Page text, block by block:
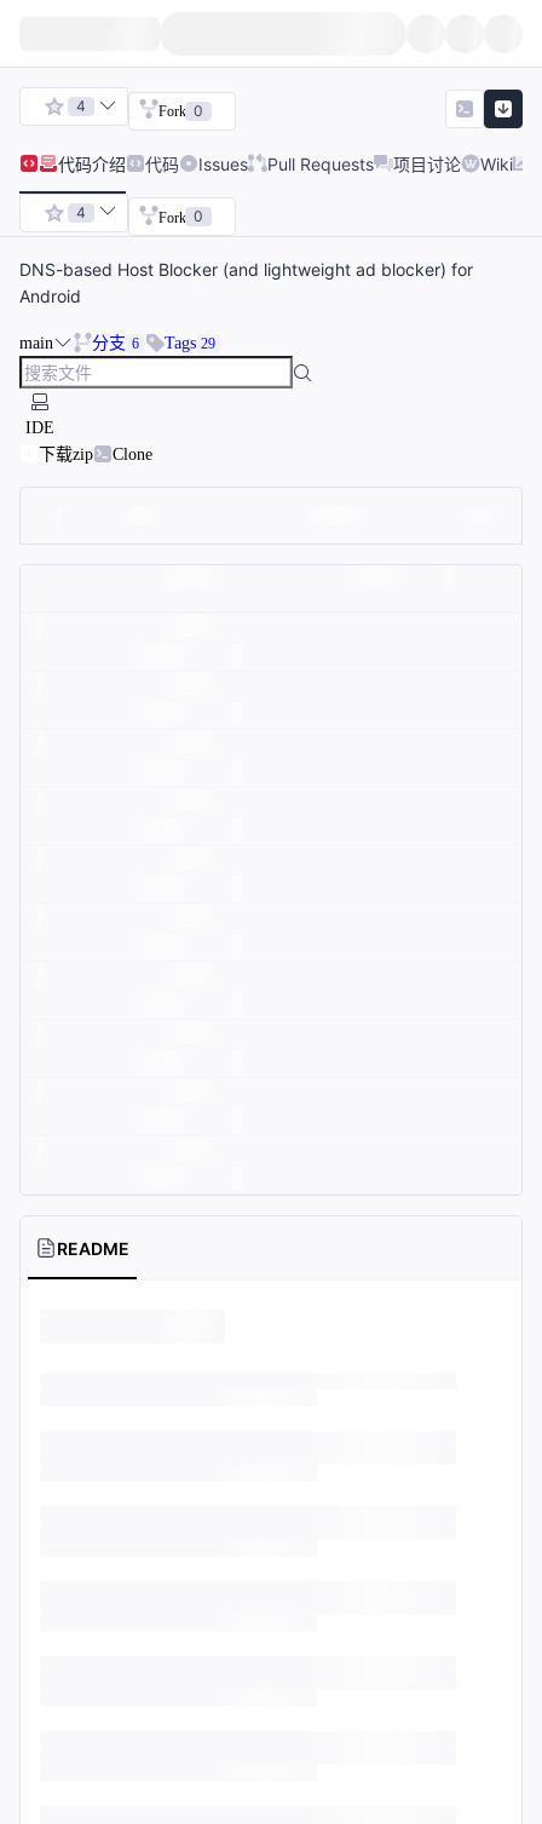
4 Fork 0
代码介绍 代码 Issues Pull Requests 项目讨论 Wiki
4 Fork 0
DNS-based Host Blocker (and lightweight ad blocker) for
Android
main 分支 6 Tags 29
IDE
下载zip
Clone
README